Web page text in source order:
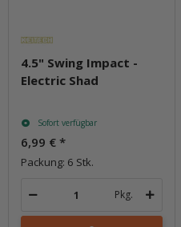
4.5" Swing Impact -
Electric Shad
Sofort verfügbar
6,99 € *
Packung: 6 Stk.
Pkg.